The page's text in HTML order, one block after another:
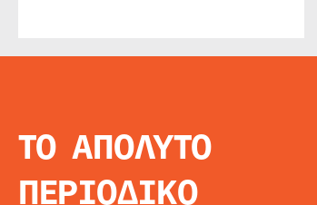
ΤΟ ΑΠΟΛΥΤΟ
ΠΕΡΙΟΔΙΚΟ